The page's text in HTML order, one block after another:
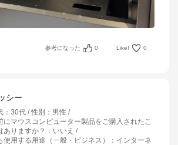
参考になった 0 Like! 0
シー
： 30代 性別 ： 男性
にマウスコンピューター製品をご購入されたこ
ありますか？ ： いいえ
使用する用途（一般・ビジネス）
： インターネ